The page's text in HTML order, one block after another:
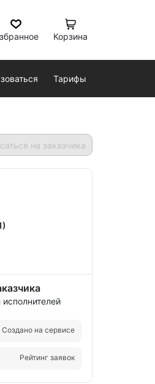
Корзина
Тарифы
на заказчика
Создано на сервисе
Рейтинг заявок